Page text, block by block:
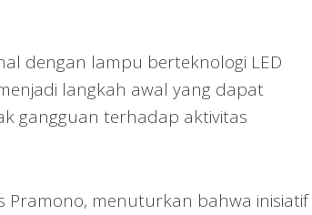
dengan lampu berteknologi LED
langkah awal yang dapat
gangguan terhadap aktivitas
Pramono, menuturkan bahwa inisiatif